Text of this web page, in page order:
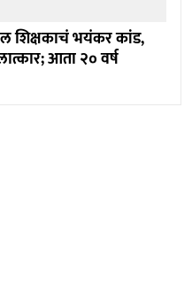
शिक्षकाचं भयंकर कांड,
आता २० वर्ष